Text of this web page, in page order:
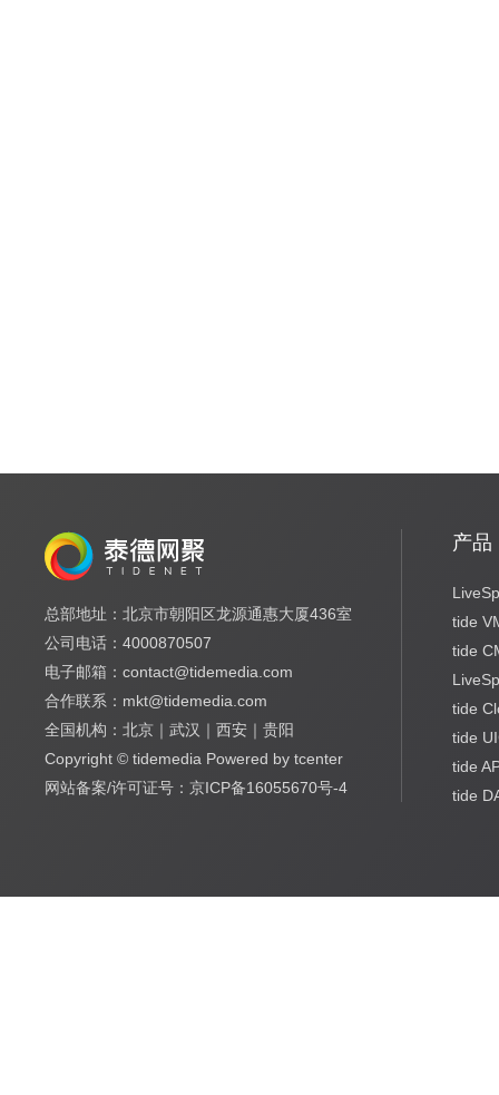
总部地址：北京市朝阳区龙源通惠大厦436室
公司电话：4000870507
电子邮箱：contact@tidemedia.com
合作联系：mkt@tidemedia.com
全国机构：北京｜武汉｜西安｜贵阳
Copyright © tidemedia Powered by tcenter
网站备案/许可证号：京ICP备16055670号-4
产品
tide
tide
tide
tide
tide
tide